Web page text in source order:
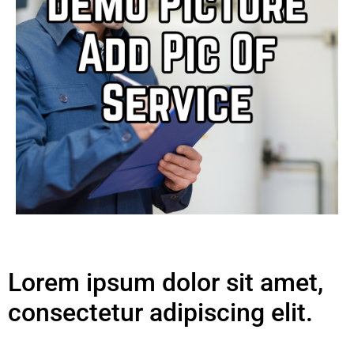
Lorem ipsum dolor sit amet,
consectetur adipiscing elit.